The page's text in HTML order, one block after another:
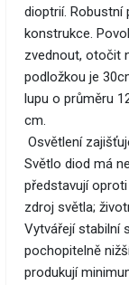
dioptrií. Robustní
konstrukce.
zvednout, otočit
podložkou je
lupu o průměru
cm.
Osvětlení
Světlo diod má
představují
zdroj světla;
Vytvářejí stabilní
pochopitelně
produkují